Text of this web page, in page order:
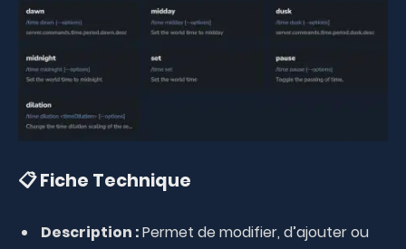
📋 Fiche Technique
Description :Permet de modifier, d’ajouter ou